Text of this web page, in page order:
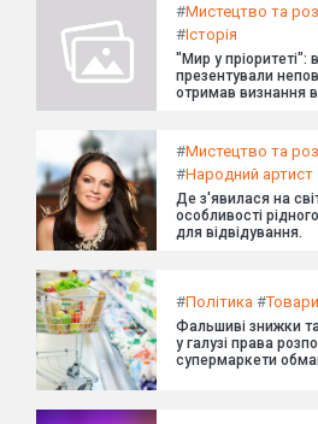
#Мистецтво та
#Історія
"Мир у пріоритеті":
презентували
отримав визнання
#Мистецтво та
#Народний артист
Де з'явилася на
особливості
для відвідування.
#Політика #Товари
Фальшиві знижки
у галузі права
супермаркети